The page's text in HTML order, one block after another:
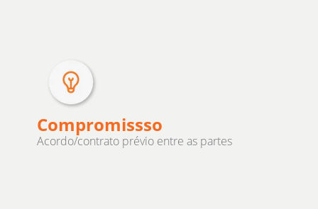
Compromissso
Acordo/contrato prévio entre as partes